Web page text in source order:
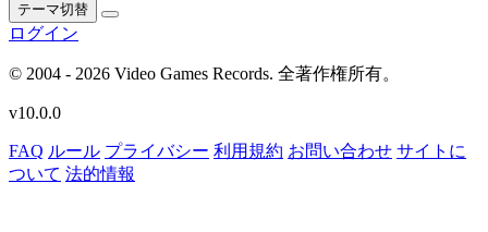
テーマ切替
ログイン
© 2004 - 2026 Video Games Records. 全著作権所有。
v10.0.0
FAQ ルール プライバシー 利用規約 お問い合わせ サイトに
ついて 法的情報